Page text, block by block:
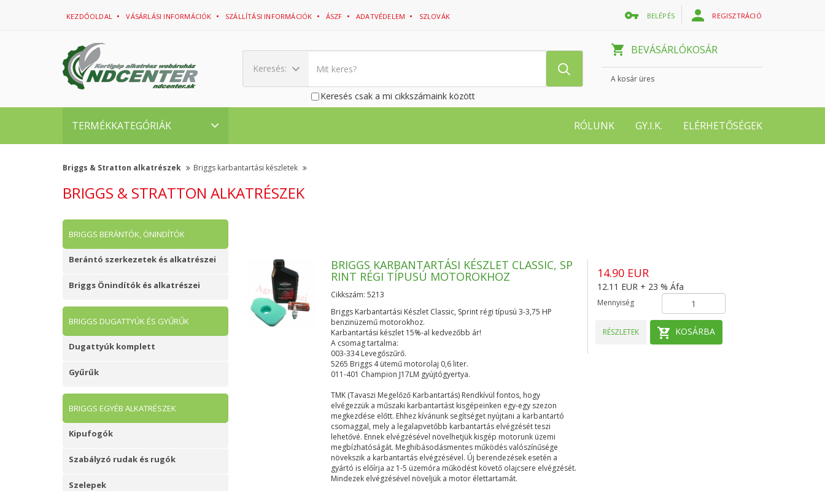
KEZDŐOLDAL VÁSÁRLÁSI INFORMÁCIÓK SZÁLLÍTÁSI INFORMÁCIÓK ÁSZF ADATVÉDELEM SZLOVÁK BELÉPÉS REGISZTRÁCIÓ
Keresés:
Keresés csak a mi cikkszámaink között
BEVÁSÁRLÓKOSÁR
A kosár üres
TERMÉKKATEGÓRIÁK RÓLUNK GY.I.K. ELÉRHETŐSÉGEK
Briggs & Stratton alkatrészek Briggs karbantartási készletek
BRIGGS & STRATTON ALKATRÉSZEK
BRIGGS BERÁNTÓK, ÖNINDÍTÓK
Berántó szerkezetek és alkatrészei
Briggs Önindítók és alkatrészei
BRIGGS DUGATTYÚK ÉS GYŰRŰK
Dugattyúk komplett
Gyűrűk
BRIGGS EGYÉB ALKATRÉSZEK
Kipufogók
Szabályzó rudak és rugók
Szelepek
BRIGGS KARBANTARTÁSI KÉSZLET CLASSIC, SP
RINT RÉGI TÍPUSÚ MOTOROKHOZ
Cikkszám: 5213
Briggs Karbantartási Készlet Classic, Sprint régi típusú 3-3,75 HP
benzinüzemű motorokhoz.
Karbantartási készlet 15%-al kedvezőbb ár!
A csomag tartalma:
003-334 Levegőszűrő.
5265 Briggs 4 ütemű motorolaj 0,6 liter.
011-401 Champion J17LM gyújtógyertya.
TMK (Tavaszi Megelőző Karbantartás) Rendkívül fontos, hogy
elvégezzük a műszaki karbantartást kisgépeinken egy-egy szezon
megkezdése előtt. Ehhez kívánunk segítséget nyújtani a karbantartó
csomaggal, mely a legalapvetőbb karbantartás elvégzését teszi
lehetővé. Ennek elvégzésével növelhetjük kisgép motorunk üzemi
megbízhatóságát. Meghibásodásmentes működés valószínűsége
növekszik a karbantartás elvégzésével. Új berendezések esetén a
gyártó is előírja az 1-5 üzemóra működést követő olajcsere elvégzését.
Mindezek elvégzésével növeljük a motor élettartamát.
14.90 EUR
12.11 EUR + 23 % Áfa
Mennyiség
RÉSZLETEK KOSÁRBA